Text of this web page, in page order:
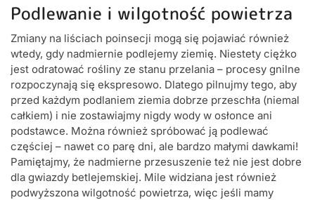
Podlewanie i wilgotność powietrza
Zmiany na liściach poinsecji mogą się pojawiać również
wtedy, gdy nadmiernie podlejemy ziemię. Niestety ciężko
jest odratować rośliny ze stanu przelania – procesy gnilne
rozpoczynają się ekspresowo. Dlatego pilnujmy tego, aby
przed każdym podlaniem ziemia dobrze przeschła (niemal
całkiem) i nie zostawiajmy nigdy wody w osłonce ani
podstawce. Można również spróbować ją podlewać
częściej – nawet co parę dni, ale bardzo małymi dawkami!
Pamiętajmy, że nadmierne przesuszenie też nie jest dobre
dla gwiazdy betlejemskiej. Mile widziana jest również
podwyższona wilgotność powietrza, więc jeśli mamy